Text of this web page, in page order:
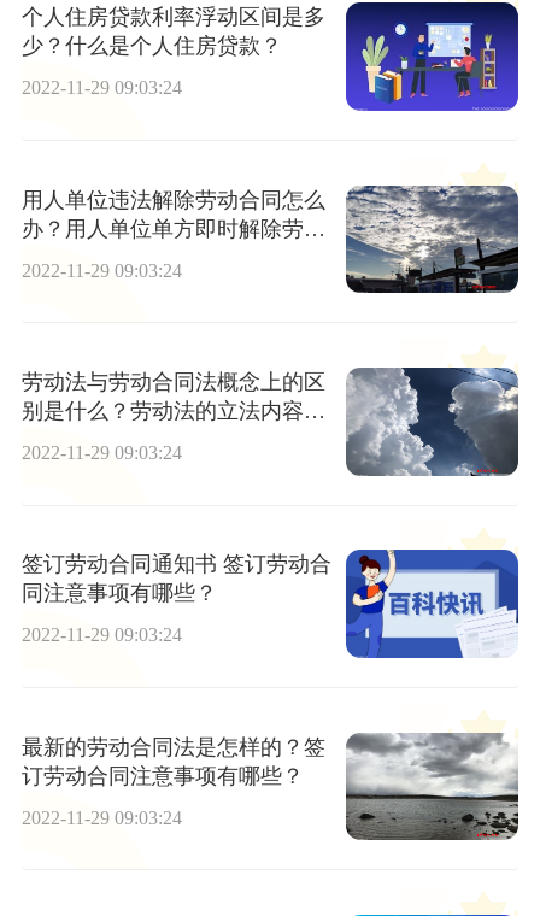
个人住房贷款利率浮动区间是多
少？什么是个人住房贷款？
2022-11-29 09:03:24
用人单位违法解除劳动合同怎么
办？用人单位单方即时解除劳动
2022-11-29 09:03:24
劳动法与劳动合同法概念上的区
别是什么？劳动法的立法内容是
什么？
2022-11-29 09:03:24
签订劳动合同通知书 签订劳动合
同注意事项有哪些？
2022-11-29 09:03:24
最新的劳动合同法是怎样的？签
订劳动合同注意事项有哪些？
2022-11-29 09:03:24